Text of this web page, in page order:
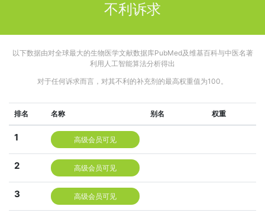
不利诉求
以下数据由对全球最大的生物医学文献数据库PubMed及维基百科与中医名著
利用人工智能算法分析得出
对于任何诉求而言，对其不利的补充剂的最高权重值为100。
排名 名称 别名 权重
1 高级会员可见
2 高级会员可见
3 高级会员可见